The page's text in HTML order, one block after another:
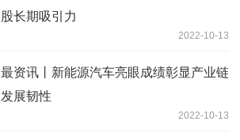
股长期吸引力
2022-10-13
最资讯丨新能源汽车亮眼成绩彰显产业链
发展韧性
2022-10-13